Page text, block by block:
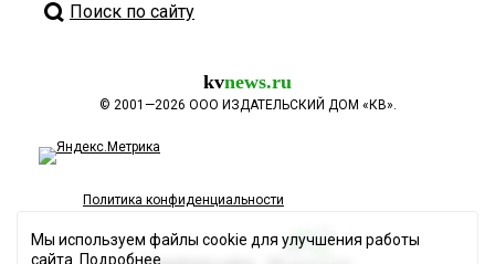
Поиск по сайту
kvnews.ru
© 2001—2026 ООО ИЗДАТЕЛЬСКИЙ ДОМ «КВ».
Политика конфиденциальности
Мы используем файлы cookie для улучшения работы
сайта. Подробнее